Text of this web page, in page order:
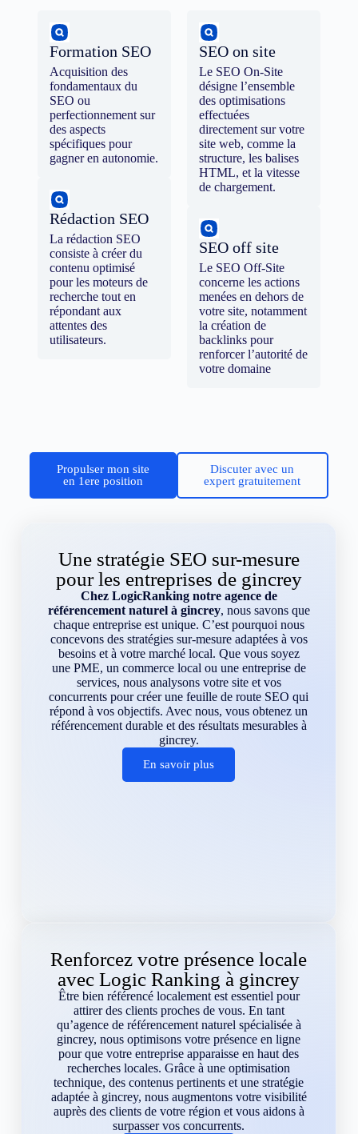
Formation SEO
Acquisition des
fondamentaux du
SEO ou
perfectionnement sur
des aspects
spécifiques pour
gagner en autonomie.
Rédaction SEO
La rédaction SEO
consiste à créer du
contenu optimisé
pour les moteurs de
recherche tout en
répondant aux
attentes des
utilisateurs.
SEO on site
Le SEO On-Site
désigne l’ensemble
des optimisations
effectuées
directement sur votre
site web, comme la
structure, les balises
HTML, et la vitesse
de chargement.
SEO off site
Le SEO Off-Site
concerne les actions
menées en dehors de
votre site, notamment
la création de
backlinks pour
renforcer l’autorité de
votre domaine
Propulser mon site
en 1ere position
Discuter avec un
expert gratuitement
Une stratégie SEO sur-mesure
pour les entreprises de gincrey
Chez LogicRanking notre agence de
référencement naturel à gincrey, nous savons que
chaque entreprise est unique. C’est pourquoi nous
concevons des stratégies sur-mesure adaptées à vos
besoins et à votre marché local. Que vous soyez
une PME, un commerce local ou une entreprise de
services, nous analysons votre site et vos
concurrents pour créer une feuille de route SEO qui
répond à vos objectifs. Avec nous, vous obtenez un
référencement durable et des résultats mesurables à
gincrey.
En savoir plus
Renforcez votre présence locale
avec Logic Ranking à gincrey
Être bien référencé localement est essentiel pour
attirer des clients proches de vous. En tant
qu’agence de référencement naturel spécialisée à
gincrey, nous optimisons votre présence en ligne
pour que votre entreprise apparaisse en haut des
recherches locales. Grâce à une optimisation
technique, des contenus pertinents et une stratégie
adaptée à gincrey, nous augmentons votre visibilité
auprès des clients de votre région et vous aidons à
surpasser vos concurrents.